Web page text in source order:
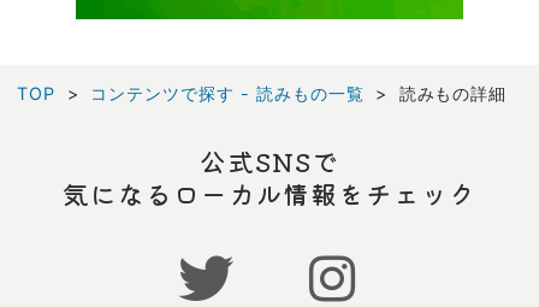
TOP コンテンツで探す - 読みもの一覧 読みもの詳細
公式SNSで
気になるローカル情報をチェック